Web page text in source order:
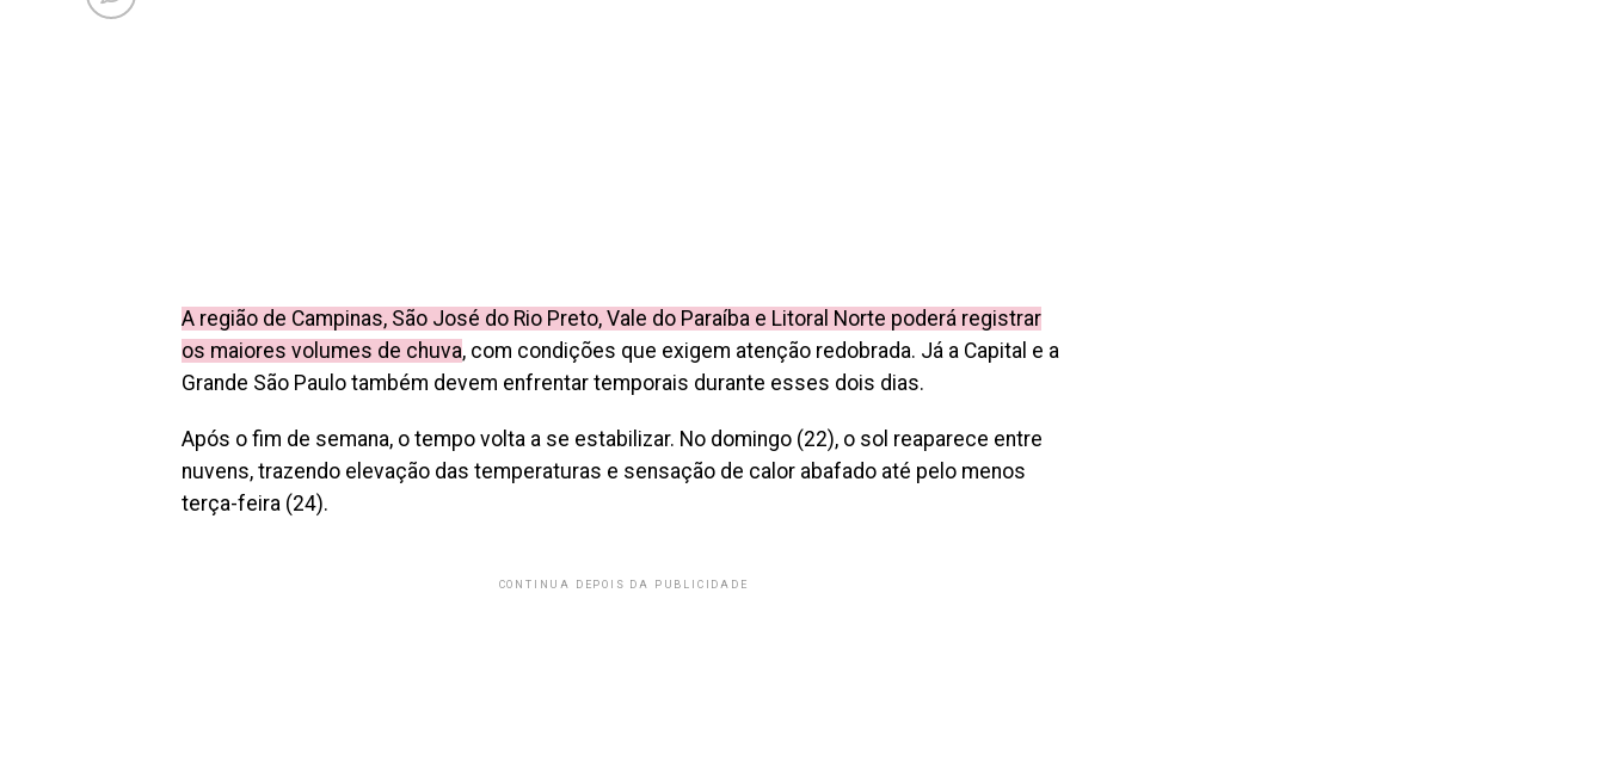
A região de Campinas, São José do Rio Preto, Vale do Paraíba e Litoral Norte poderá registrar
os maiores volumes de chuva, com condições que exigem atenção redobrada. Já a Capital e a
Grande São Paulo também devem enfrentar temporais durante esses dois dias.
Após o fim de semana, o tempo volta a se estabilizar. No domingo (22), o sol reaparece entre
nuvens, trazendo elevação das temperaturas e sensação de calor abafado até pelo menos
terça-feira (24).
CONTINUA DEPOIS DA PUBLICIDADE